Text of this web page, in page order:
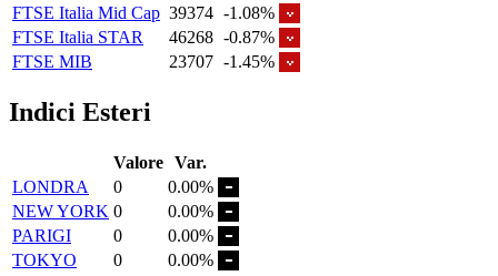
FTSE Italia Mid Cap 39374 -1.08%
FTSE Italia STAR
46268 -0.87%
FTSE MIB
23707 -1.45%
Indici Esteri
Valore Var.
LONDRA
0
0.00%
NEW YORK 0
0.00%
PARIGI
0
0.00%
TOKYO
0
0.00%